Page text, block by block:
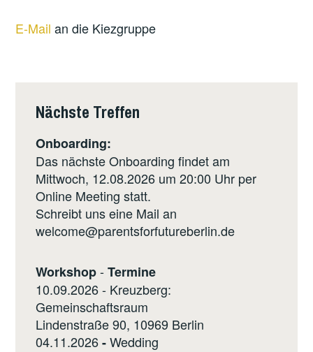
E-Mail an die Kiezgruppe
Nächste Treffen
Onboarding:
Das nächste Onboarding findet am
Mittwoch, 12.08.2026 um 20:00 Uhr per
Online Meeting statt.
Schreibt uns eine Mail an
welcome@parentsforfutureberlin.de
Workshop-Termine
10.09.2026 - Kreuzberg:
Gemeinschaftsraum
Lindenstraße 90, 10969 Berlin
04.11.2026-Wedding